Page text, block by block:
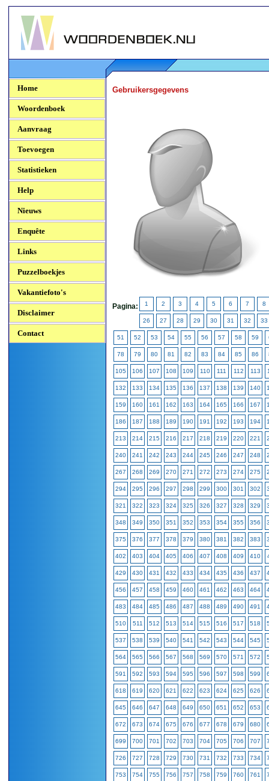
Woordenboek.NU
Home
Woordenboek
Aanvraag
Toevoegen
Statistieken
Help
Nieuws
Enquête
Links
Puzzelboekjes
Vakantiefoto's
Disclaimer
Contact
Gebruikersgegevens
Pagina: 1 2 3 4 5 6 7 8
26 27 28 29 30 31 32 33
51 52 53 54 55 56 57 58 59
78 79 80 81 82 83 84 85 86
105 106 107 108 109 110 111 112 113
132 133 134 135 136 137 138 139 140
159 160 161 162 163 164 165 166 167
186 187 188 189 190 191 192 193 194
213 214 215 216 217 218 219 220 221
240 241 242 243 244 245 246 247 248
267 268 269 270 271 272 273 274 275
294 295 296 297 298 299 300 301 302
321 322 323 324 325 326 327 328 329
348 349 350 351 352 353 354 355 356
375 376 377 378 379 380 381 382 383
402 403 404 405 406 407 408 409 410
429 430 431 432 433 434 435 436 437
456 457 458 459 460 461 462 463 464
483 484 485 486 487 488 489 490 491
510 511 512 513 514 515 516 517 518
537 538 539 540 541 542 543 544 545
564 565 566 567 568 569 570 571 572
591 592 593 594 595 596 597 598 599
618 619 620 621 622 623 624 625 626
645 646 647 648 649 650 651 652 653
672 673 674 675 676 677 678 679 680
699 700 701 702 703 704 705 706 707
726 727 728 729 730 731 732 733 734
753 754 755 756 757 758 759 760 761